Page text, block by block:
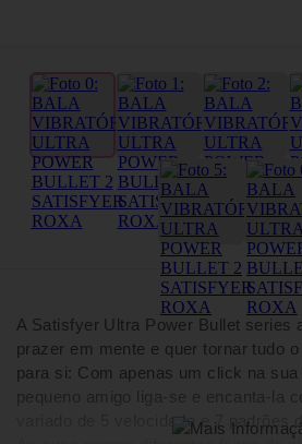
A Satisfyer Ultra Power Bullet series
prazer em mente e quer tornar tudo
para si: Com apenas um click na sua
pequeno amigo liga-se e encanta-la
variado de 5 velocidade e 7 padrões